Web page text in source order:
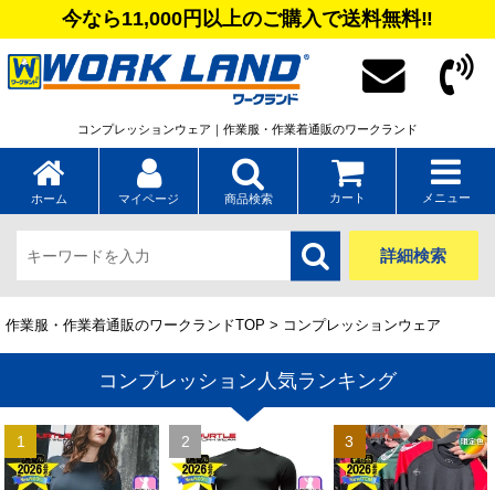
今なら11,000円以上のご購入で送料無料‼
コンプレッションウェア｜作業服・作業着通販のワークランド
ホーム マイページ 商品検索 カート メニュー
詳細検索
作業服・作業着通販のワークランドTOP > コンプレッションウェア
コンプレッション人気ランキング